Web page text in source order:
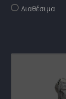
Διαθέσιμα